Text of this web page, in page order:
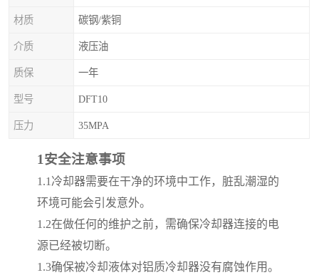
材质 碳钢/紫铜
介质 液压油
质保 一年
型号 DFT10
压力 35MPA
1安全注意事项
1.1 冷却器需要在干净的环境中工作，脏乱潮湿的
环境可能会引发意外。
1.2在做任何的维护之前，需确保冷却器连接的电
源已经被切断。
1.3确保被冷却液体对铝质冷却器没有腐蚀作用。